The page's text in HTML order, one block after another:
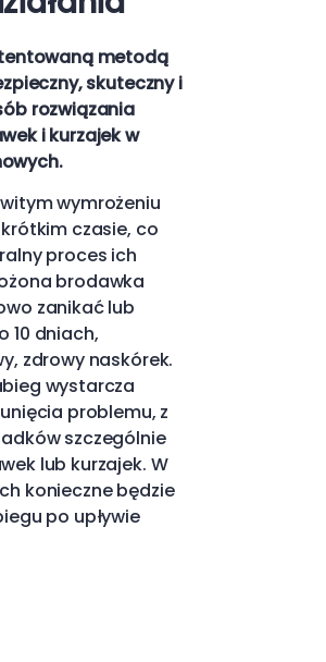
metodą
skuteczny i
rozwiązania
i kurzajek w
wymrożeniu
czasie, co
proces ich
brodawka
zanikać lub
10 dniach,
zdrowy naskórek.
wystarcza
problemu, z
szczególnie
lub kurzajek. W
konieczne będzie
po upływie